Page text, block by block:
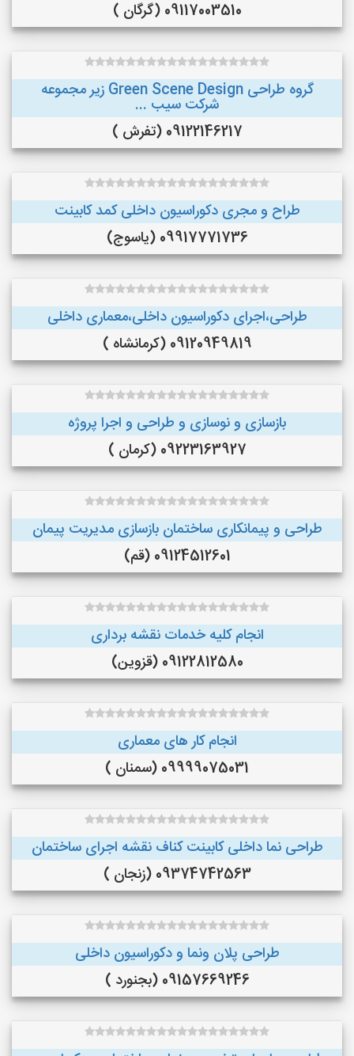
09117003510 (گرگان )
گروه طراحی Green Scene Design زیر مجموعه
شرکت سیب ...
09122146217 (تفرش )
طراح و مجری دکوراسیون داخلی کمد کابینت
09917771736 (یاسوج)
طراحی،اجرای دکوراسیون داخلی،معماری داخلی
09120949819 (کرمانشاه )
بازسازی و نوسازی و طراحی و اجرا پروژه
09223163927 (کرمان )
طراحی و پیمانکاری ساختمان بازسازی مدیریت پیمان
09124512601 (قم)
انجام کلیه خدمات نقشه برداری
09122812580 (قزوین)
انجام کار های معماری
09999075031 (سمنان )
طراحی نما داخلی کابینت کناف نقشه اجرای ساختمان
09374742563 (زنجان )
طراحی پلان ونما و دکوراسیون داخلی
09157669246 (بجنورد )